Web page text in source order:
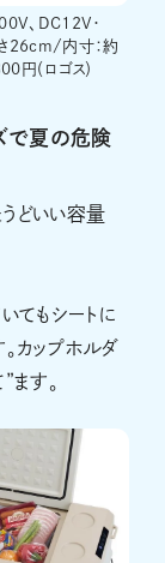
、DC12V・
26cm/内寸：約
（ロゴス）
で夏の危険
どいい容量
てもシートに
カップホルダ
ます。